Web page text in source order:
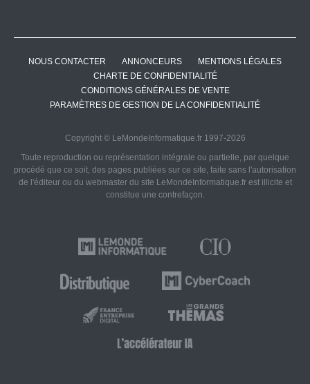
NOUS CONTACTER ANNONCEURS
MENTIONS LÉGALES
CHARTE DE CONFIDENTIALITÉ
CONDITIONS GÉNÉRALES DE VENTE
PARAMÈTRES DE GESTION DE LA CONFIDENTIALITÉ
Copyright © LeMondeInformatique.fr 1997-2026
Toute reproduction ou représentation intégrale ou partielle, par quelque
procédé que ce soit, des pages publiées sur ce site, faite sans l'autorisation
de l'éditeur ou du webmaster du site LeMondeInformatique.fr est illicite et
constitue une contrefaçon.